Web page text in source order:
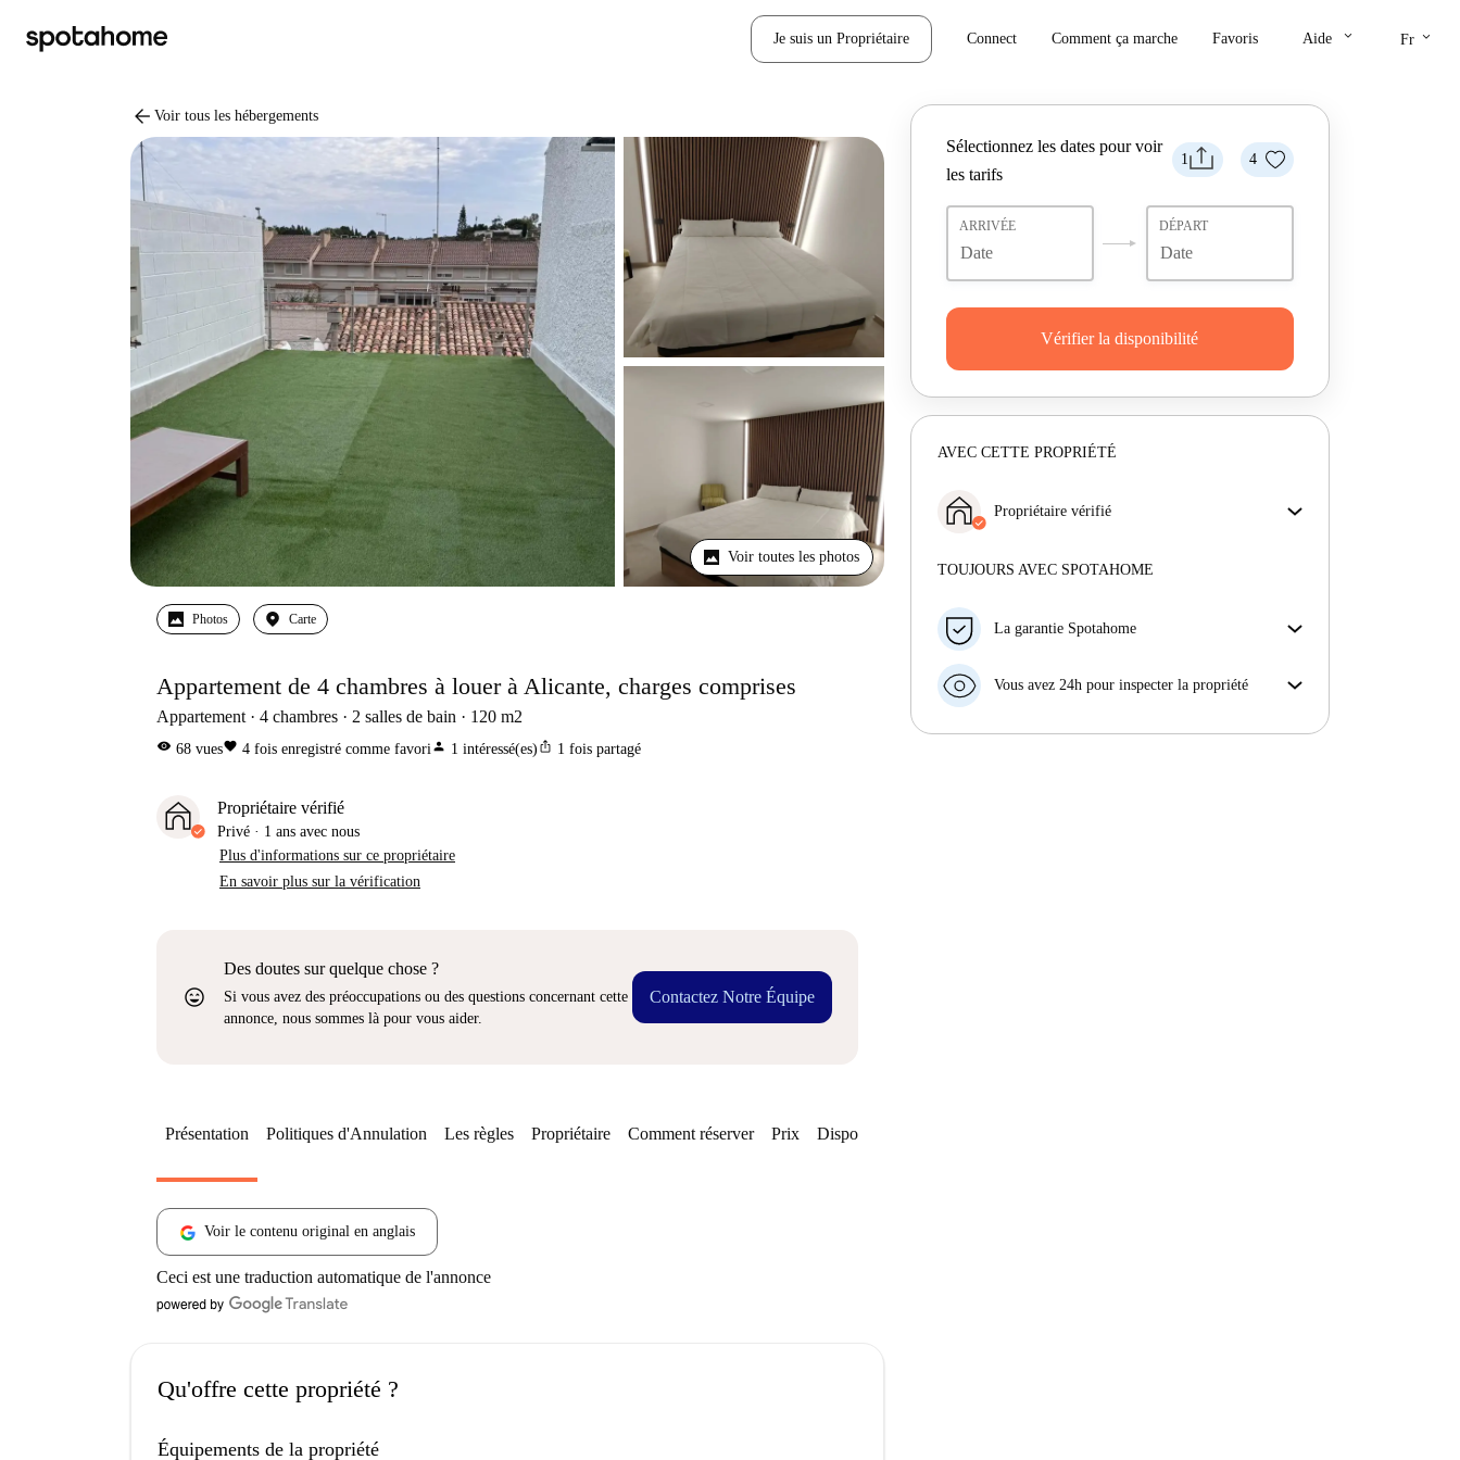
Je suis un Propriétaire Connect Comment ça marche Favoris Aide keyboard_arrow_down Fr keyboard_arrow_down
arrow_back Voir tous les hébergements
Voir toutes les photos
Photos Carte
Appartement de 4 chambres à louer à Alicante, charges comprises
Appartement 4 chambres 2 salles de bain 120 m2
visibility 68 vuesfavorite 4 fois enregistré comme favoriperson 1 intéressé(es) ios_share 1 fois partagé
Propriétaire vérifié
Privé · 1 ans avec nous
Plus d'informations sur ce propriétaire
En savoir plus sur la vérification
sentiment_very_satisfied
Des doutes sur quelque chose ?
Si vous avez des préoccupations ou des questions concernant cette
annonce, nous sommes là pour vous aider.
Contactez Notre Équipe
1 4
Sélectionnez les dates pour voir
les tarifs
ARRIVÉE DÉPART
Vérifier la disponibilité
AVEC CETTE PROPRIÉTÉ
Propriétaire vérifié
Plus d'informations sur ce propriétaire
TOUJOURS AVEC SPOTAHOME
La garantie Spotahome
préavis, nous allons soit (A) vous payer une chambre
soit (B) vous rembourser en totalité.
Vous avez 24h pour inspecter la propriété
Présentation Politiques d'Annulation Les règles Propriétaire Comment réserver Prix Disponibilités
Voir le contenu original en anglais
Ceci est une traduction automatique de l'annonce
Qu'offre cette propriété ?
Équipements de la propriété